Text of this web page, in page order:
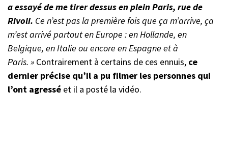
a essayé de me tirer dessus en plein Paris, rue de
Rivoli. Ce n’est pas la première fois que ça m’arrive, ça
m’est arrivé partout en Europe : en Hollande, en
Belgique, en Italie ou encore en Espagne et à
Paris. » Contrairement à certains de ces ennuis, ce
dernier précise qu’il a pu filmer les personnes qui
l’ont agressé et il a posté la vidéo.